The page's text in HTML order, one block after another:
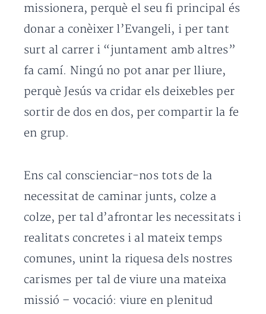
missionera, perquè el seu fi principal és
donar a conèixer l’Evangeli, i per tant
surt al carrer i “juntament amb altres”
fa camí. Ningú no pot anar per lliure,
perquè Jesús va cridar els deixebles per
sortir de dos en dos, per compartir la fe
en grup.
Ens cal conscienciar-nos tots de la
necessitat de caminar junts, colze a
colze, per tal d’afrontar les necessitats i
realitats concretes i al mateix temps
comunes, unint la riquesa dels nostres
carismes per tal de viure una mateixa
missió – vocació: viure en plenitud